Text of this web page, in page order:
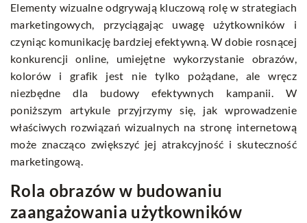
Elementy wizualne odgrywają kluczową rolę w strategiach
marketingowych, przyciągając uwagę użytkowników i
czyniąc komunikację bardziej efektywną. W dobie rosnącej
konkurencji online, umiejętne wykorzystanie obrazów,
kolorów i grafik jest nie tylko pożądane, ale wręcz
niezbędne dla budowy efektywnych kampanii. W
poniższym artykule przyjrzymy się, jak wprowadzenie
właściwych rozwiązań wizualnych na stronę internetową
może znacząco zwiększyć jej atrakcyjność i skuteczność
marketingową.
Rola obrazów w budowaniu
zaangażowania użytkowników